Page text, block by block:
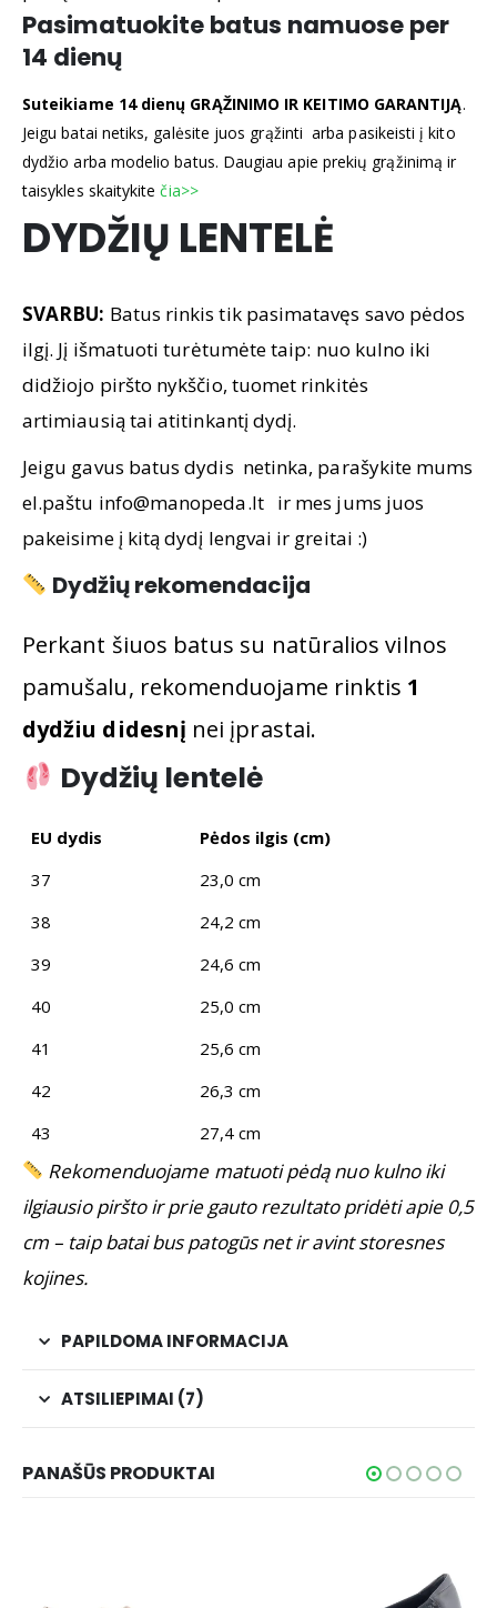
Pasimatuokite batus namuose per
14 dienų
Suteikiame 14 dienų GRĄŽINIMO IR KEITIMO GARANTIJĄ.
Jeigu batai netiks, galėsite juos grąžinti arba pasikeisti į kito
dydžio arba modelio batus. Daugiau apie prekių grąžinimą ir
taisykles skaitykitečia>>
DYDŽIŲ LENTELĖ
SVARBU: Batus rinkis tik pasimatavęs savo pėdos
ilgį. Jį išmatuoti turėtumėte taip: nuo kulno iki
didžiojo piršto nykščio, tuomet rinkitės
artimiausią tai atitinkantį dydį.
Jeigu gavus batus dydis netinka, parašykite mums
el.paštu info@manopeda.lt ir mes jums juos
pakeisime į kitą dydį lengvai ir greitai :)
Dydžių rekomendacija
Perkant šiuos batus su natūralios vilnos
pamušalu, rekomenduojame rinktis 1
dydžiu didesnį nei įprastai.
Dydžių lentelė
EU dydis
Pėdos ilgis (cm)
37
23,0 cm
38
24,2 cm
39
24,6 cm
40
25,0 cm
41
25,6 cm
42
26,3 cm
43
27,4 cm
Rekomenduojame matuoti pėdą nuo kulno iki
ilgiausio piršto ir prie gauto rezultato pridėti apie 0,5
cm – taip batai bus patogūs net ir avint storesnes
kojines.
PAPILDOMA INFORMACIJA
ATSILIEPIMAI (7)
PANAŠŪS PRODUKTAI